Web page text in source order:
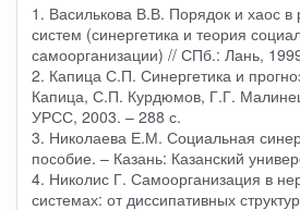
1. Василькова В.В. Порядок и хаос в
систем (синергетика и теория
самоорганизации) // СПб.: Лань,
2. Капица С.П. Синергетика и
Капица, С.П. Курдюмов, Г.Г.
УРСС, 2003. – 288 с.
3. Николаева Е.М. Социальная
пособие. – Казань: Казанский
4. Николис Г. Самоорганизация в
системах: от диссипативных